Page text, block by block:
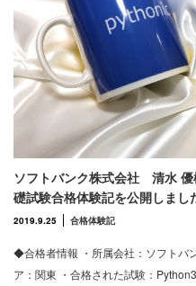
ソフトバンク株式会社 清水
礎試験合格体験記を公開しまし
2019.9.25 合格体験記
◆合格者情報 ・所属会社：ソフトバ
ア：関東 ・合格された試験：